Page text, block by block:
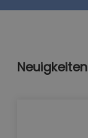
Neuigkeiten